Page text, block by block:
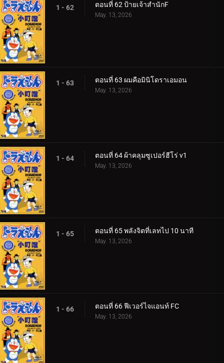
1 - 62 ตอนที่ 62 ป้ายเจ้าสำนักF
May. 13, 2026
1 - 63 ตอนที่ 63 ผมคือมินิโดราเอมอน
May. 13, 2026
1 - 64 ตอนที่ 64 ผ้าคลุมซูเปอร์ฮีโร่ v1
May. 13, 2026
1 - 65 ตอนที่ 65 พลังจิตที่เลทไป 10 นาที
May. 13, 2026
1 - 66 ตอนที่ 66 ฟีเวอร์ไจแอนท์ FC
May. 13, 2026